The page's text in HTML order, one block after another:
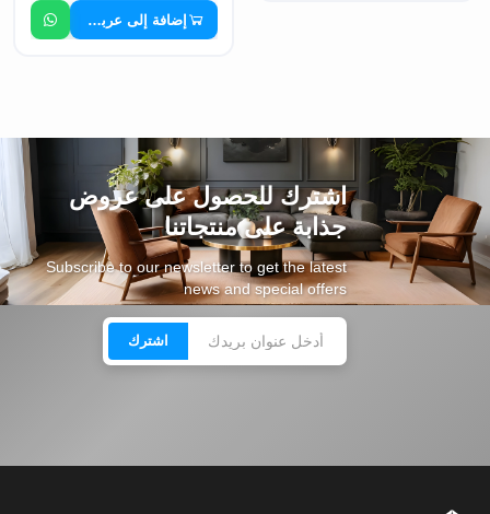
إضافة إلى عربة التسوق
اشترك للحصول على عروض
جذابة على منتجاتنا
Subscribe to our newsletter to get the latest
news and special offers
اشترك